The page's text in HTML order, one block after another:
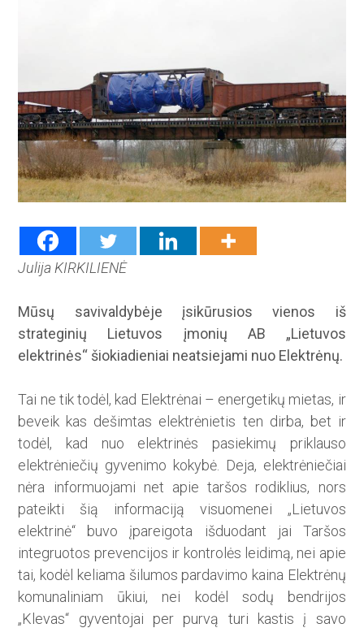
Julija KIRKILIENĖ
Mūsų savivaldybėje įsikūrusios vienos iš
strateginių Lietuvos įmonių AB „Lietuvos
elektrinės“ šiokiadieniai neatsiejami nuo Elektrėnų.
Tai ne tik todėl, kad Elektrėnai – energetikų mietas, ir
beveik kas dešimtas elektrėnietis ten dirba, bet ir
todėl, kad nuo elektrinės pasiekimų priklauso
elektrėniečių gyvenimo kokybė. Deja, elektrėniečiai
nėra informuojami net apie taršos rodiklius, nors
pateikti šią informaciją visuomenei „Lietuvos
elektrinė“ buvo įpareigota išduodant jai Taršos
integruotos prevencijos ir kontrolės leidimą, nei apie
tai, kodėl keliama šilumos pardavimo kaina Elektrėnų
komunaliniam ūkiui, nei kodėl sodų bendrijos
„Klevas“ gyventojai per purvą turi kastis į savo